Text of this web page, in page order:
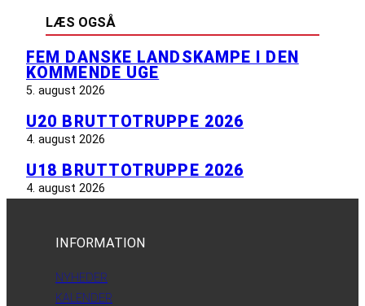
LÆS OGSÅ
FEM DANSKE LANDSKAMPE I DEN
KOMMENDE UGE
5. august 2026
U20 BRUTTOTRUPPE 2026
4. august 2026
U18 BRUTTOTRUPPE 2026
4. august 2026
INFORMATION
NYHEDER
KALENDER